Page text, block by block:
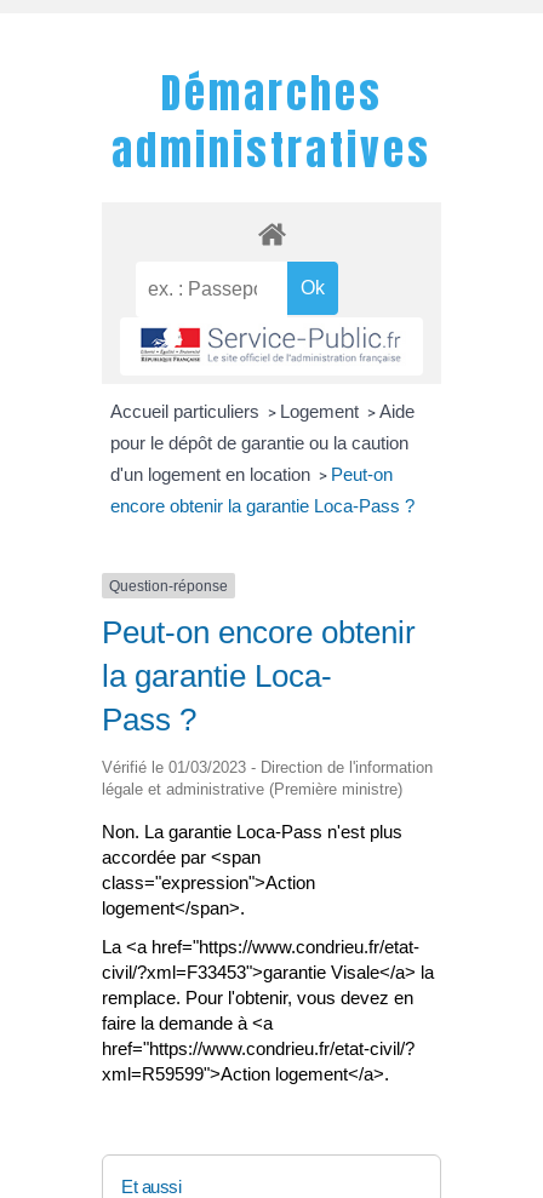
Démarches
administratives
Accueil particuliers > Logement > Aide
pour le dépôt de garantie ou la caution
d'un logement en location > Peut-on
encore obtenir la garantie Loca-Pass ?
Question-réponse
Peut-on encore obtenir
la garantie Loca-
Pass ?
Vérifié le 01/03/2023 - Direction de l'information
légale et administrative (Première ministre)
Non. La garantie Loca-Pass n'est plus
accordée par <span
class="expression">Action
logement</span>.
La <a href="https://www.condrieu.fr/etat-
civil/?xml=F33453">garantie Visale</a> la
remplace. Pour l'obtenir, vous devez en
faire la demande à <a
href="https://www.condrieu.fr/etat-civil/?
xml=R59599">Action logement</a>.
Et aussi